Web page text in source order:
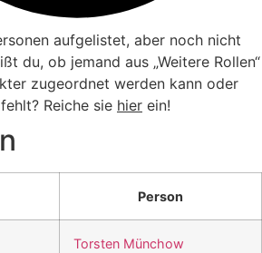
aufgelistet, aber noch nicht
du, ob jemand aus „Weitere Rollen“
zugeordnet werden kann oder
Reiche sie hier ein!
Person
Torsten Münchow